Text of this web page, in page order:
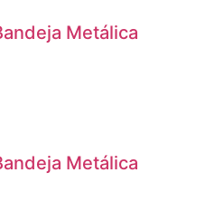
Metálica
Metálica